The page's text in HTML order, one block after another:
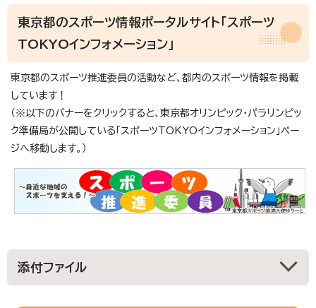
東京都のスポーツ情報ポータルサイト「スポーツ
TOKYOインフォメーション」
東京都のスポーツ推進委員の活動など、都内のスポーツ情報を掲載
しています！
（※以下のバナーをクリックすると、東京都オリンピック・パラリンピッ
ク準備局が公開している「スポーツTOKYOインフォメーション」ペー
ジへ移動します。）
添付ファイル